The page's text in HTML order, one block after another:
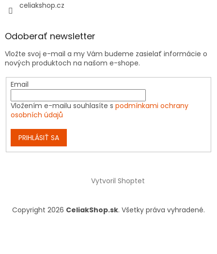
celiakshop.cz
Odoberať newsletter
Vložte svoj e-mail a my Vám budeme zasielať informácie o
nových produktoch na našom e-shope.
Email
Vložením e-mailu souhlasíte s podmínkami ochrany
osobních údajů
PRIHLÁSIŤ SA
Vytvoril Shoptet
Copyright 2026 CeliakShop.sk. Všetky práva vyhradené.